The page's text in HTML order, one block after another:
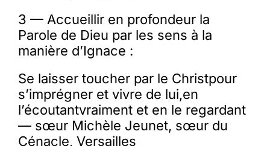
3 — Accueillir en profondeur la
Parole de Dieu par les sens à la
manière d’Ignace :
Se laisser toucher par le Christpour
s’imprégner et vivre de lui,en
l’écoutantvraiment et en le regardant
— sœur Michèle Jeunet, sœur du
Cénacle, Versailles